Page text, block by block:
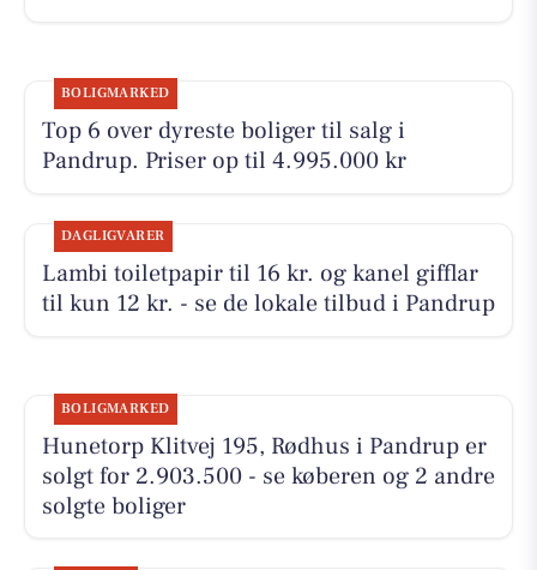
BOLIGMARKED
Top 6 over dyreste boliger til salg i
Pandrup. Priser op til 4.995.000 kr
DAGLIGVARER
Lambi toiletpapir til 16 kr. og kanel gifflar
til kun 12 kr. - se de lokale tilbud i Pandrup
BOLIGMARKED
Hunetorp Klitvej 195, Rødhus i Pandrup er
solgt for 2.903.500 - se køberen og 2 andre
solgte boliger